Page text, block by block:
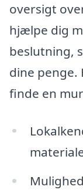
oversigt
hjælpe dig
beslutning,
dine penge.
finde en